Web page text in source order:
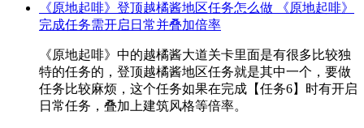
《原地起啡》登顶越橘酱地区任务怎么做 《原地起啡》
完成任务需开启日常并叠加倍率
《原地起啡》中的越橘酱大道关卡里面是有很多比较独
特的任务的，登顶越橘酱地区任务就是其中一个，要做
任务比较麻烦，这个任务如果在完成【任务6】时有开启
日常任务，叠加上建筑风格等倍率。